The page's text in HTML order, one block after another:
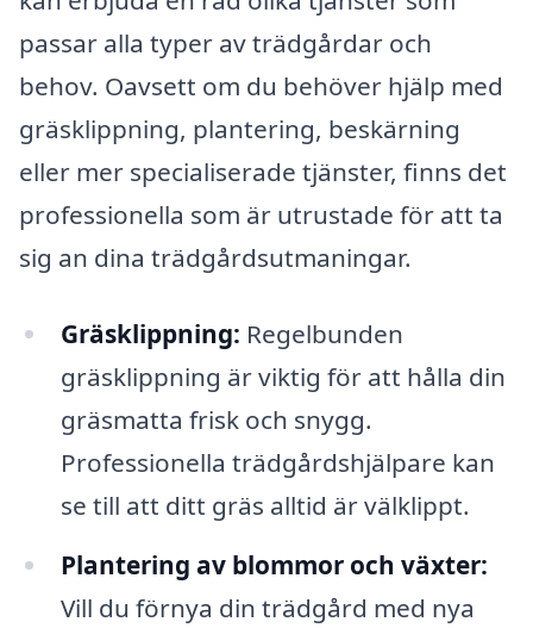
passar alla typer av trädgårdar och
behov. Oavsett om du behöver hjälp med
gräsklippning, plantering, beskärning
eller mer specialiserade tjänster, finns det
professionella som är utrustade för att ta
sig an dina trädgårdsutmaningar.
Gräsklippning: Regelbunden
gräsklippning är viktig för att hålla din
gräsmatta frisk och snygg.
Professionella trädgårdshjälpare kan
se till att ditt gräs alltid är välklippt.
Plantering av blommor och växter:
Vill du förnya din trädgård med nya